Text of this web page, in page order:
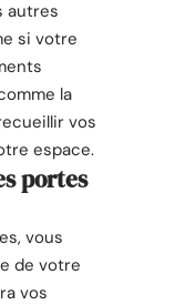
autres
si votre
la
vos
espace.
portes
vous
de votre
vos